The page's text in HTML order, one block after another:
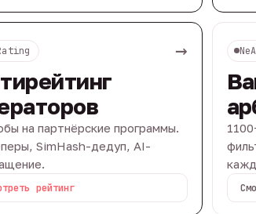
→
на партнёрские программы.
SimHash-дедуп, AI-
рейтинг